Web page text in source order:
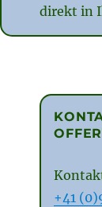
direkt in
+41